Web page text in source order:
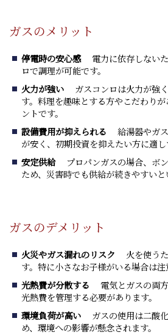
ガスのメリット
停電時の安心感
電力に依存しない
ロで調理が可能です。
火力が強い ガスコンロは火力が強
す。料理を趣味とする方やこだわり
ントです。
設備費用が抑えられる
給湯器やガ
が安く、初期投資を抑えたい方に適し
安定供給プロパンガスの場合、ボン
ため、災害時でも供給が続きやすいと
ガスのデメリット
火災やガス漏れのリスク
火を使う
す。特に小さなお子様がいる場合は注
光熱費が分散する 電気とガスの両
光熱費を管理する必要があります。
環境負荷が高い
ガスの使用は二酸
め、環境への影響が懸念されます。